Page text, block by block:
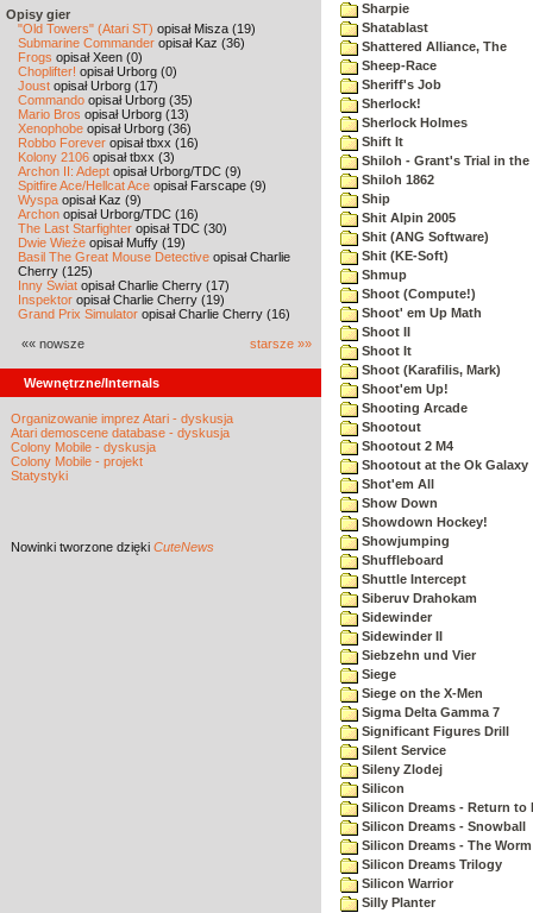
Opisy gier
"Old Towers" (Atari ST) opisał Misza (19)
Submarine Commander opisał Kaz (36)
Frogs opisał Xeen (0)
Choplifter! opisał Urborg (0)
Joust opisał Urborg (17)
Commando opisał Urborg (35)
Mario Bros opisał Urborg (13)
Xenophobe opisał Urborg (36)
Robbo Forever opisał tbxx (16)
Kolony 2106 opisał tbxx (3)
Archon II: Adept opisał Urborg/TDC (9)
Spitfire Ace/Hellcat Ace opisał Farscape (9)
Wyspa opisał Kaz (9)
Archon opisał Urborg/TDC (16)
The Last Starfighter opisał TDC (30)
Dwie Wieże opisał Muffy (19)
Basil The Great Mouse Detective opisał Charlie
Cherry (125)
Inny Świat opisał Charlie Cherry (17)
Inspektor opisał Charlie Cherry (19)
Grand Prix Simulator opisał Charlie Cherry (16)
«« nowsze starsze »»
Wewnętrzne/Internals
Organizowanie imprez Atari - dyskusja
Atari demoscene database - dyskusja
Colony Mobile - dyskusja
Colony Mobile - projekt
Statystyki
Nowinki tworzone dzięki CuteNews
Sharpie
Shatablast
Shattered Alliance, The
Sheep-Race
Sheriff's Job
Sherlock!
Sherlock Holmes
Shift It
Shiloh - Grant's Trial in the
Shiloh 1862
Ship
Shit Alpin 2005
Shit (ANG Software)
Shit (KE-Soft)
Shmup
Shoot (Compute!)
Shoot' em Up Math
Shoot II
Shoot It
Shoot (Karafilis, Mark)
Shoot'em Up!
Shooting Arcade
Shootout
Shootout 2 M4
Shootout at the Ok Galaxy
Shot'em All
Show Down
Showdown Hockey!
Showjumping
Shuffleboard
Shuttle Intercept
Siberuv Drahokam
Sidewinder
Sidewinder II
Siebzehn und Vier
Siege
Siege on the X-Men
Sigma Delta Gamma 7
Significant Figures Drill
Silent Service
Sileny Zlodej
Silicon
Silicon Dreams - Return to
Silicon Dreams - Snowball
Silicon Dreams - The
Silicon Dreams Trilogy
Silicon Warrior
Silly Planter